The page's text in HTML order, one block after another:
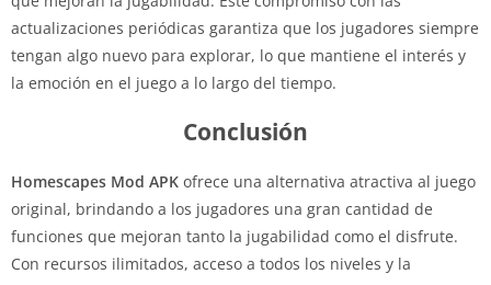
actualizaciones periódicas garantiza que los jugadores siempre
tengan algo nuevo para explorar, lo que mantiene el interés y
la emoción en el juego a lo largo del tiempo.
Conclusión
Homescapes Mod APK ofrece una alternativa atractiva al juego
original, brindando a los jugadores una gran cantidad de
funciones que mejoran tanto la jugabilidad como el disfrute.
Con recursos ilimitados, acceso a todos los niveles y la